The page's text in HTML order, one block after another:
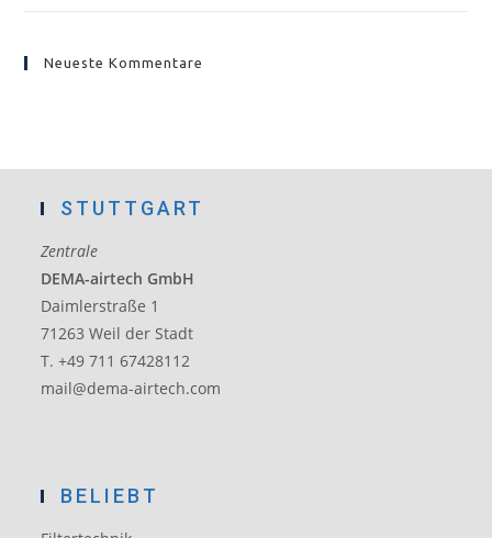
Neueste Kommentare
STUTTGART
Zentrale
DEMA-airtech GmbH
Daimlerstraße 1
71263 Weil der Stadt
T. +49 711 67428112
mail@dema-airtech.com
BELIEBT